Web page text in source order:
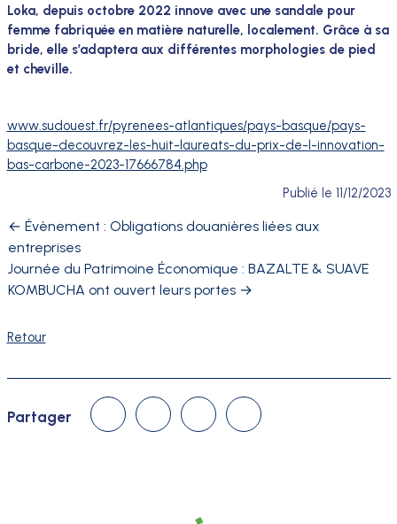
Loka, depuis octobre 2022 innove avec une sandale pour
femme fabriquée en matière naturelle, localement. Grâce à sa
bride, elle s’adaptera aux différentes morphologies de pied
et cheville.
www.sudouest.fr/pyrenees-atlantiques/pays-basque/pays-
basque-decouvrez-les-huit-laureats-du-prix-de-l-innovation-
bas-carbone-2023-17666784.php
Publié le 11/12/2023
← Évènement : Obligations douanières liées aux
entreprises
Journée du Patrimoine Économique : BAZALTE & SUAVE
KOMBUCHA ont ouvert leurs portes →
Retour
Partager
Linked InFacebookTwitter Courriel